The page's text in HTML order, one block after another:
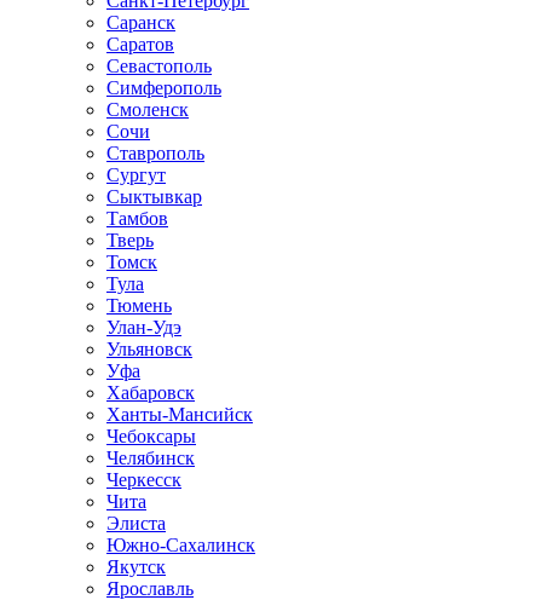
Саранск
Саратов
Севастополь
Симферополь
Смоленск
Сочи
Ставрополь
Сургут
Сыктывкар
Тамбов
Тверь
Томск
Тула
Тюмень
Улан-Удэ
Ульяновск
Уфа
Хабаровск
Ханты-Мансийск
Чебоксары
Челябинск
Черкесск
Чита
Элиста
Южно-Сахалинск
Якутск
Ярославль